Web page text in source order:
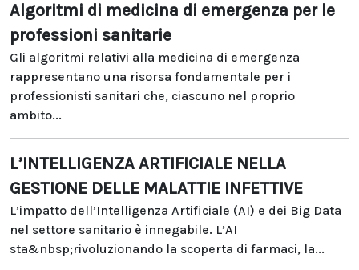
Algoritmi di medicina di emergenza per le
professioni sanitarie
Gli algoritmi relativi alla medicina di emergenza
rappresentano una risorsa fondamentale per i
professionisti sanitari che, ciascuno nel proprio
ambito...
L’INTELLIGENZA ARTIFICIALE NELLA
GESTIONE DELLE MALATTIE INFETTIVE
L’impatto dell’Intelligenza Artificiale (AI) e dei Big Data
nel settore sanitario è innegabile. L’AI
sta&nbsp;rivoluzionando la scoperta di farmaci, la...